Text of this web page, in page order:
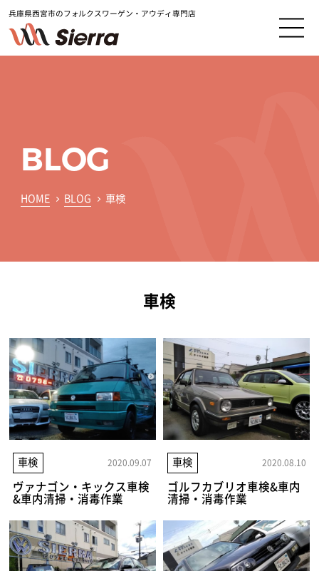
兵庫県西宮市のフォルクスワーゲン・アウディ専門店
BLOG
HOME BLOG 車検
車検
車検 2020.09.07
ヴァナゴン・キックス車検
&車内清掃・消毒作業
車検 2020.08.10
ゴルフカブリオ車検&車内
清掃・消毒作業